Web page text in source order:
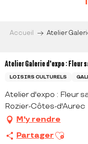
Accueil Atelier
Atelier Galerie d'expo : Fleur
LOISIRS CULTURELS
Atelier d'expo : Fleur
Rozier-Côtes-d'Aurec
M'y rendre
Partager Ajouter